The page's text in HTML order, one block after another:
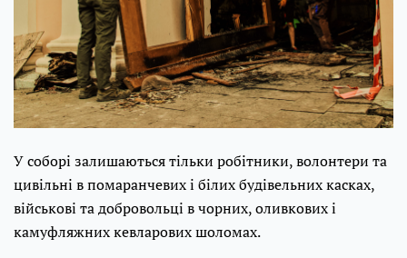
У соборі залишаються тільки робітники, волонтери та
цивільні в помаранчевих і білих будівельних касках,
військові та добровольці в чорних, оливкових і
камуфляжних кевларових шоломах.